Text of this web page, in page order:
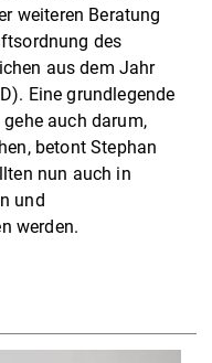
weiteren Beratung
des
aus dem Jahr
Eine grundlegende
auch darum,
betont Stephan
nun auch in
und
werden.